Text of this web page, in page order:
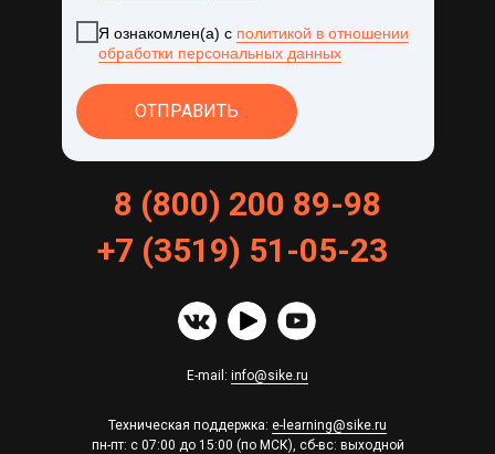
8 (800) 200 89-98
+7 (3519) 51 -05-23
E-mail: info@sike.ru
Техническая поддержка: e-learning@sike.ru
пн-пт: с 07:00 до 15:00 (по МСК), сб-вс: выходной
Я ознакомлен(а) с политикой в отношении
обработки персональных данных
ОТПРАВИТЬ